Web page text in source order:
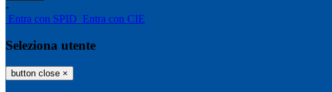
-
Entra con SPID Entra con CIE
Seleziona utente
button close ×